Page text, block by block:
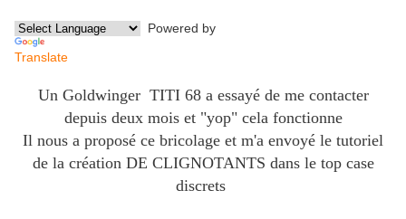
Powered by
Translate
Un Goldwinger TITI 68 a essayé de me contacter
depuis deux mois et "yop" cela fonctionne
Il nous a proposé ce bricolage et m'a envoyé le tutoriel
de la création DE CLIGNOTANTS dans le top case
discrets